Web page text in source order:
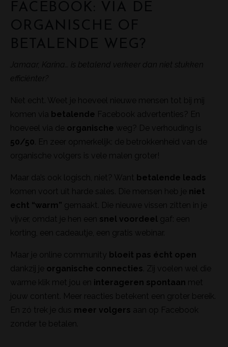
Jamaar, Karina… is betalend verkeer dan niet stukken
efficiënter?
Niet echt. Weet je hoeveel nieuwe mensen tot bij mij
komen via betalende Facebook advertenties? En
hoeveel via de organische weg? De verhouding is
50/50 . En zeer opmerkelijk: de betrokkenheid van de
organische volgers is vele malen groter!
Maar da’s ook logisch, niet? Want betalende leads
komen voort uit harde sales. Die mensen heb je niet
echt “warm” gemaakt. Die nieuwe vissen zitten in je
vijver, omdat je hen een snel voordeel gaf: een
korting, een cadeautje, een gratis webinar.
Maar je online community bloeit pas écht open
dankzij je organische connecties . Zij voelen wel die
warme klik met jou en interageren spontaan met
jouw content. Meer reacties betekent een groter bereik.
En zó trek je dus meer volgers aan op Facebook
zonder te betalen.